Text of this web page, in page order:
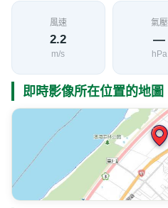
風速
2.2
m/s
氣壓
—
hPa
即時影像所在位置的地圖